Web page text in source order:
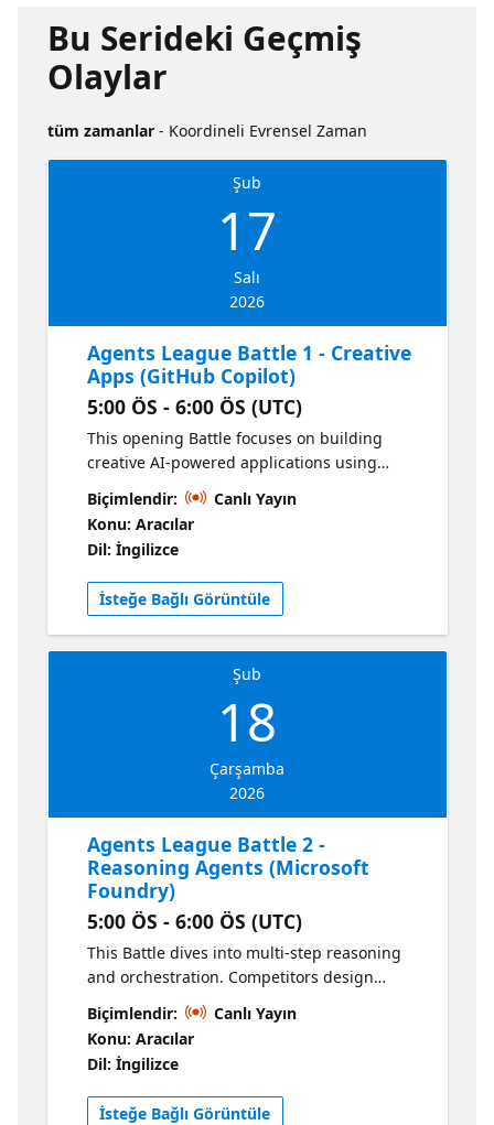
Bu Serideki Geçmiş
Olaylar
tüm zamanlar - Koordineli Evrensel Zaman
Şub
17
Salı
2026
Agents League Battle 1 - Creative
Apps (GitHub Copilot)
5:00 ÖS - 6:00 ÖS (UTC)
This opening Battle focuses on building
creative AI-powered applications using
GitHub Copilot. Competitors use Copilot
starter kits to rapidly prototype ideas that
blend creativity, productivity, and intelligent
assistance. The session highlights how
agentic patterns can accelerate app
development and unlock new creative
workflows. Resources Click to Learn more
This session is a part of a series, Explore all
Biçimlendir:
Canlı Yayın
Konu: Aracılar
Dil: İngilizce
İsteğe Bağlı Görüntüle
Şub
18
Çarşamba
2026
Agents League Battle 2 -
Reasoning Agents (Microsoft
Foundry)
5:00 ÖS - 6:00 ÖS (UTC)
This Battle dives into multi-step reasoning
and orchestration. Competitors design
agents that can plan, reason, and act across
complex tasks using Microsoft Foundry
patterns. The challenge emphasizes
decision-making, tool use, and structured
reasoning beyond simple prompt-response
Biçimlendir:
Canlı Yayın
Konu: Aracılar
Dil: İngilizce
İsteğe Bağlı Görüntüle